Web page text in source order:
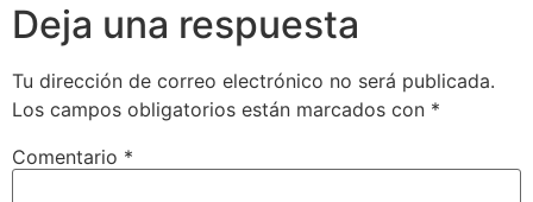
Deja una respuesta
Tu dirección de correo electrónico no será publicada.
Los campos obligatorios están marcados con *
Comentario *